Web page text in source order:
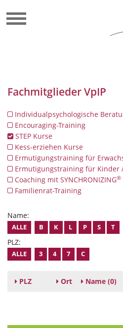
Fachmitglieder VpIP
Individualpsychologische
Encouraging-Training
STEP Kurse
Kess-erziehen Kurse
Ermutigungstraining für
Ermutigungstraining für Kinder
Coaching mit SYNCHRONIZING®
Familienrat-Training
Name:
ALLE B K L P S T
PLZ:
ALLE 3 4 7 C
PLZ Ort Name (0)